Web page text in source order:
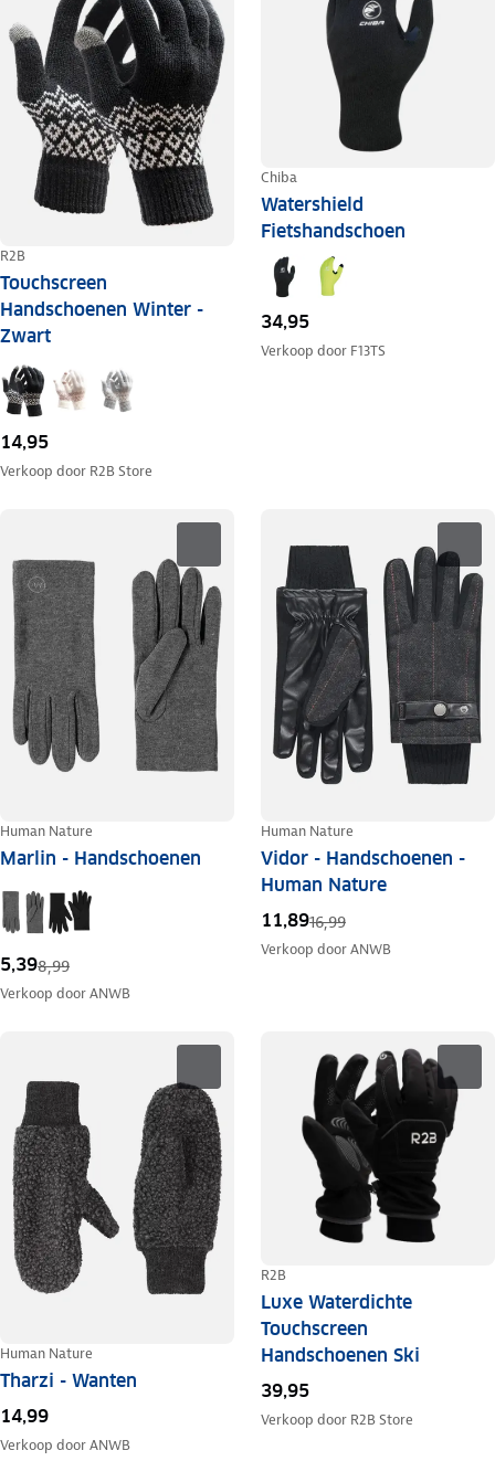
R2B
Touchscreen
Handschoenen Winter -
Zwart
14,95
Verkoop door R2B Store
Chiba
Watershield
Fietshandschoen
34,95
Verkoop door F13TS
Human Nature
Marlin - Handschoenen
5,398,99
Verkoop doorANWB
Human Nature
Vidor - Handschoenen -
Human Nature
11,8916,99
Verkoop doorANWB
Human Nature
Tharzi - Wanten
14,99
Verkoop doorANWB
R2B
Luxe Waterdichte
Touchscreen
Handschoenen Ski
39,95
Verkoop door R2B Store